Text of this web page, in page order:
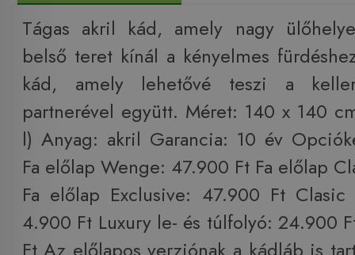
Tágas akril kád, amely nagy
belső teret kínál a kényelmes
kád, amely lehetővé teszi a
partnerével együtt. Méret: 140 x 140
l) Anyag: akril Garancia: 10 év
Fa előlap Wenge: 47.900 Ft Fa előlap
Fa előlap Exclusive: 47.900 Ft
4.900 Ft Luxury le- és túlfolyó: 24.900